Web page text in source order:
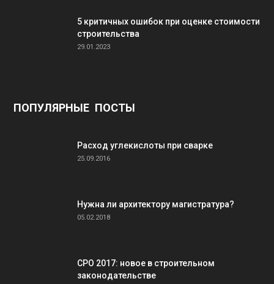
5 критичных ошибок при оценке стоимости
строительства
29.01.2023
ПОПУЛЯРНЫЕ ПОСТЫ
Расход углекислоты при сварке
25.09.2016
Нужна ли архитектору магистратура?
05.02.2018
СРО 2017: новое в строительном
законодательстве